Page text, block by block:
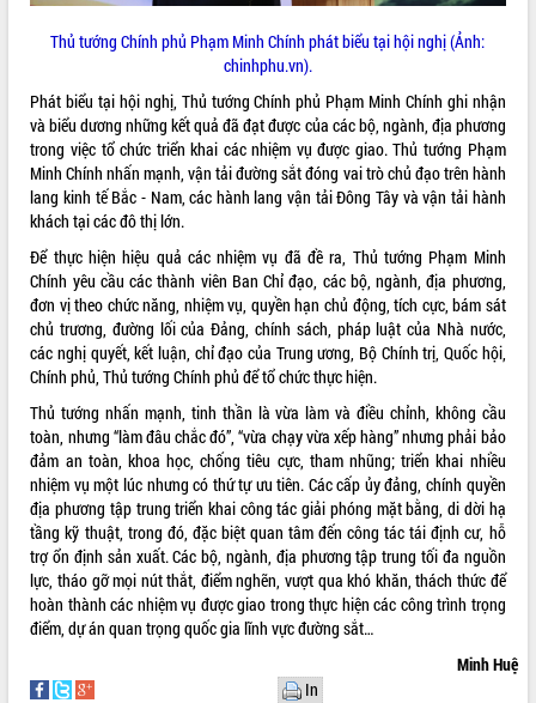
Khơi thông điểm nghẽn, đẩy nhanh
giải ngân vốn khắc phục thiên tai
HĐND tỉnh thông qua điều chỉnh Quy
hoạch tỉnh thời kỳ 2021-2030
Hội thảo góp ý hồ sơ điều chỉnh quy
hoạch tỉnh Đắk Lắk thời kỳ 2021-2030,
tầm nhìn đến năm 2050
Nâng cao hiệu quả hoạt động của các
doanh nghiệp nhà nước
Hội nghị triển khai kết nối mạng
truyền số liệu chuyên dùng phục vụ cơ
quan Đảng, Nhà nước
Lễ phát động chuỗi hoạt động chung
tay làm sạch môi trường
Xã Ea Kar bước chuyển mình trong
công tác cải cách hành chính mô hình
mới
UBND tỉnh họp báo định kỳ tháng 4
năm 2026
Hội thảo khoa học “Giải pháp thúc đẩy
phát triển nền kinh tế xanh tại tỉnh
Đắk Lắk”
Tăng cường giám sát, đôn đốc thực
hiện nhiệm vụ quản lý tài sản công
hàng tuần
công tác cải cách thủ tục hành chính
Thủ tướng Chính phủ Phạm Minh Chính phát biểu tại hội nghị (Ảnh:
chinhphu.vn).
Phát biểu tại hội nghị, Thủ tướng Chính phủ Phạm Minh Chính ghi nhận
và biểu dương những kết quả đã đạt được của các bộ, ngành, địa phương
trong việc tổ chức triển khai các nhiệm vụ được giao. Thủ tướng Phạm
Minh Chính nhấn mạnh, vận tải đường sắt đóng vai trò chủ đạo trên hành
lang kinh tế Bắc - Nam, các hành lang vận tải Đông Tây và vận tải hành
khách tại các đô thị lớn.
Để thực hiện hiệu quả các nhiệm vụ đã đề ra, Thủ tướng Phạm Minh
Chính yêu cầu các thành viên Ban Chỉ đạo, các bộ, ngành, địa phương,
đơn vị theo chức năng, nhiệm vụ, quyền hạn chủ động, tích cực, bám sát
chủ trương, đường lối của Đảng, chính sách, pháp luật của Nhà nước,
các nghị quyết, kết luận, chỉ đạo của Trung ương, Bộ Chính trị, Quốc hội,
Chính phủ, Thủ tướng Chính phủ để tổ chức thực hiện.
Thủ tướng nhấn mạnh, tinh thần là vừa làm và điều chỉnh, không cầu
toàn, nhưng “làm đâu chắc đó”, “vừa chạy vừa xếp hàng” nhưng phải bảo
đảm an toàn, khoa học, chống tiêu cực, tham nhũng; triển khai nhiều
nhiệm vụ một lúc nhưng có thứ tự ưu tiên. Các cấp ủy đảng, chính quyền
địa phương tập trung triển khai công tác giải phóng mặt bằng, di dời hạ
tầng kỹ thuật, trong đó, đặc biệt quan tâm đến công tác tái định cư, hỗ
trợ ổn định sản xuất. Các bộ, ngành, địa phương tập trung tối đa nguồn
lực, tháo gỡ mọi nút thắt, điểm nghẽn, vượt qua khó khăn, thách thức để
hoàn thành các nhiệm vụ được giao trong thực hiện các công trình trọng
điểm, dự án quan trọng quốc gia lĩnh vực đường sắt…
Minh Huệ
In